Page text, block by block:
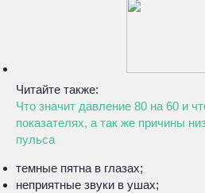
Читайте также:
Что значит давление 80 на 60 и
показателях, а так же причины
пульса
темные пятна в глазах;
неприятные звуки в ушах;